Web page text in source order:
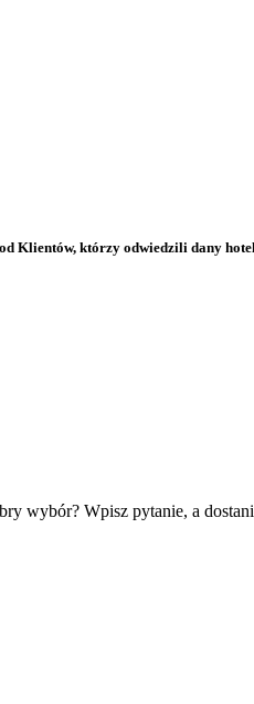
Klientów, którzy odwiedzili dany
wybór? Wpisz pytanie, a